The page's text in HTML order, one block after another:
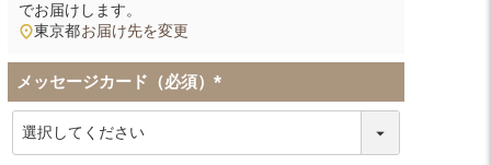
でお届けします。
東京都お届け先を変更
メッセージカード（必須）
(